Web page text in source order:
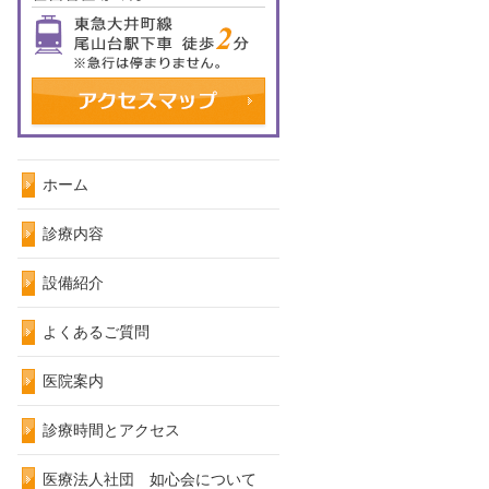
ホーム
診療内容
設備紹介
よくあるご質問
医院案内
診療時間とアクセス
医療法人社団 如心会について